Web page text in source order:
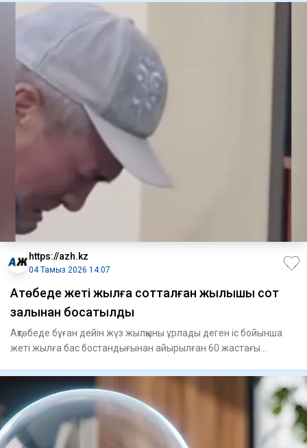
https://azh.kz
04 Тамыз 2026 14:07
Ақтөбеде жеті жылға сотталған жылқышы сот
залынан босатылды
Ақтөбеде бұған дейін жүз жылқыны ұрлады деген іс бойынша
жеті жылға бас бостандығынан айырылған 60 жастағы